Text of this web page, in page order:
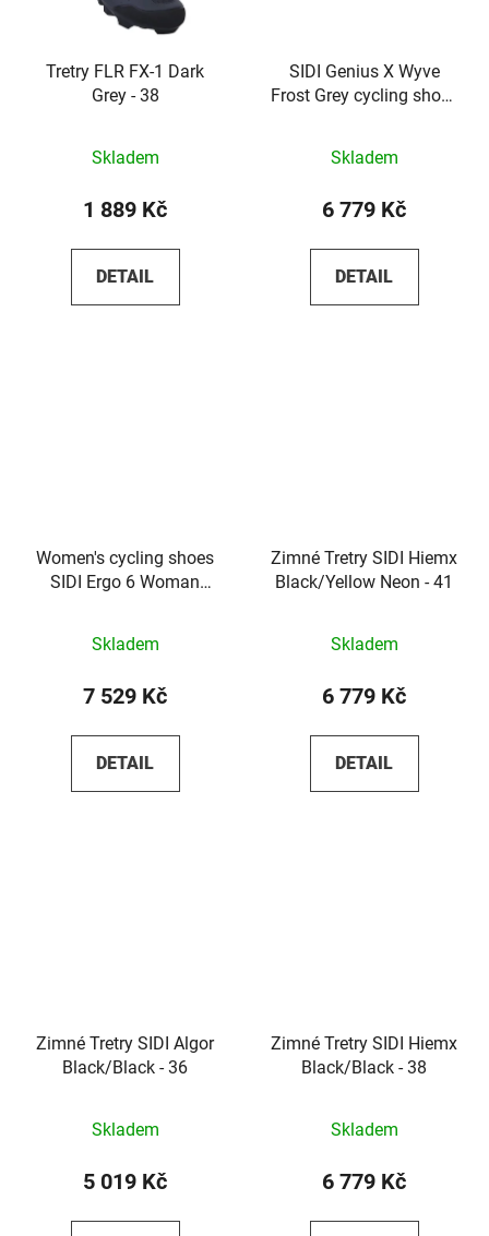
Tretry FLR FX-1 Dark
Grey - 38
Skladem
1 889 Kč
DETAIL
SIDI Genius X Wyve
Frost Grey cycling shoes
Skladem
6 779 Kč
DETAIL
Women's cycling shoes
SIDI Ergo 6 Woman
Skladem
7 529 Kč
DETAIL
Zimné Tretry SIDI Hiemx
Black/Yellow Neon - 41
Skladem
6 779 Kč
DETAIL
Zimné Tretry SIDI Algor
Black/Black - 36
Skladem
5 019 Kč
Zimné Tretry SIDI Hiemx
Black/Black - 38
Skladem
6 779 Kč